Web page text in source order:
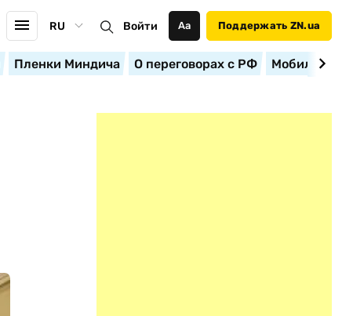
RU Войти Аа Поддержать ZN.ua
Пленки Миндича О переговорах с РФ